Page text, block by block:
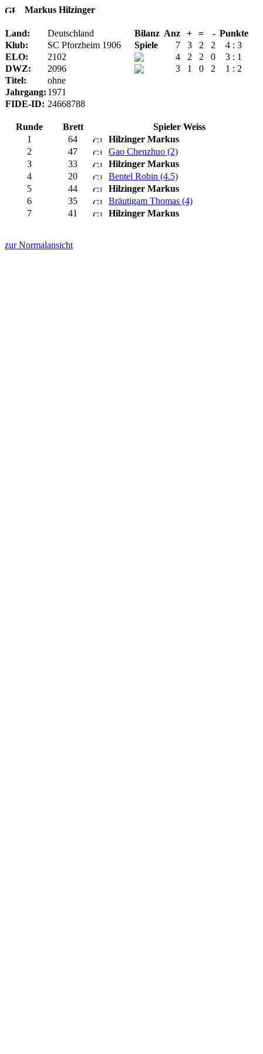
Markus Hilzinger
Land: Deutschland Bilanz Anz + = - Punkte
Klub:
SC Pforzheim 1906 Spiele 7 3 2 2
4 : 3
ELO:
2102 4 2 2 0
3 : 1
DWZ:
2096 3 1 0 2
1 : 2
Titel:
ohne
Jahrgang: 1971
FIDE-ID: 24668788
Runde Brett
Spieler Weiss
1
64
Hilzinger Markus
2
47
Gao Chenzhuo (2)
3
33
Hilzinger Markus
4
20
Bentel Robin (4.5)
5
44
Hilzinger Markus
6
35
Bräutigam Thomas (4)
7
41 Hilzinger Markus
zur Normalansicht